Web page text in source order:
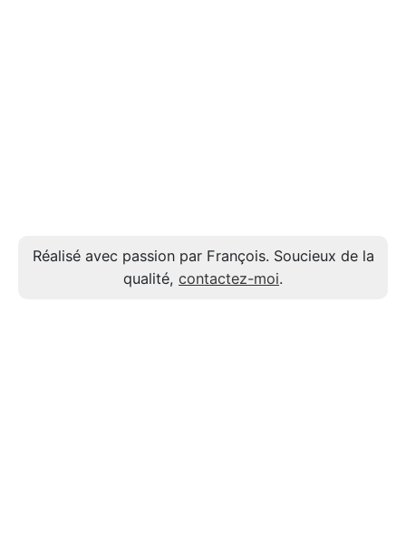
Réalisé avec passion par François. Soucieux de la
qualité, contactez-moi.